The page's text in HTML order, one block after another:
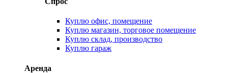
Куплю офис, помещение
Куплю магазин, торговое помещение
Куплю склад, производство
Куплю гараж
Аренда